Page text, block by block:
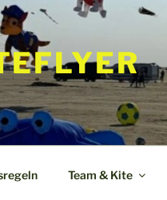
Team & Kite